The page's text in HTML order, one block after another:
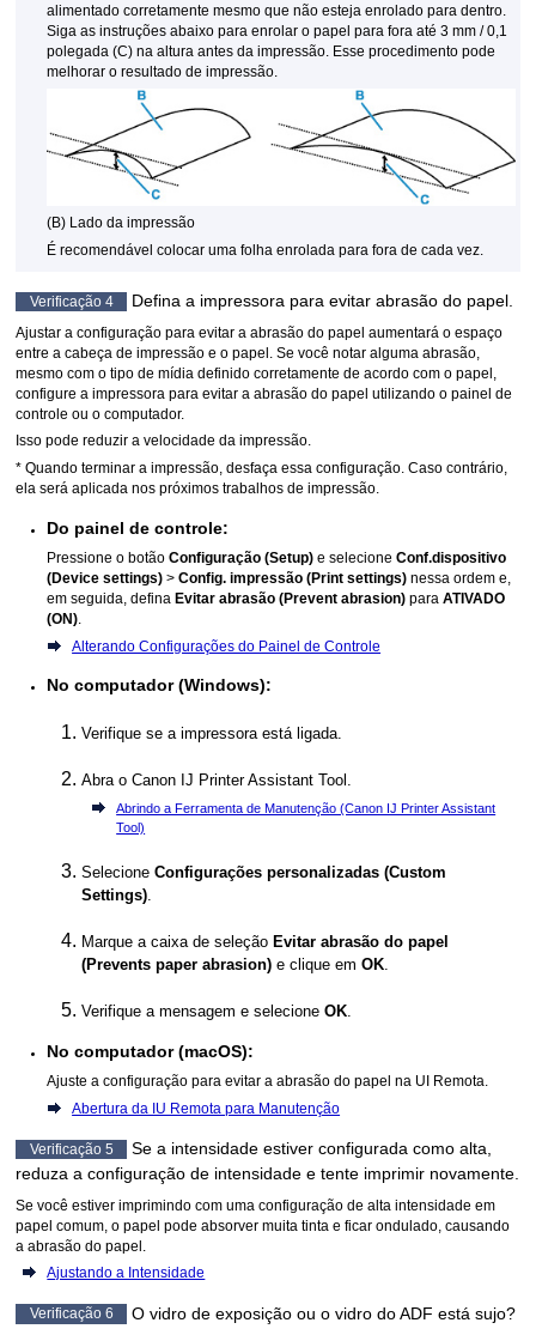
alimentado corretamente mesmo que não esteja enrolado para dentro.
Siga as instruções abaixo para enrolar o papel para fora até 3 mm / 0,1
polegada (C) na altura antes da impressão.
Esse procedimento pode
melhorar o resultado de impressão.
(B) Lado da impressão
É recomendável colocar uma folha enrolada para fora de cada vez.
Verificação 4 Defina a impressora para evitar abrasão do papel.
Ajustar a configuração para evitar a abrasão do papel aumentará o espaço
entre acabeça de impressão e o papel.
Se você notar alguma abrasão,
mesmo com o tipo de mídia definido corretamente de acordo com o papel,
configure aimpressora para evitar a abrasão do papel utilizando opainel de
controle ou o computador.
Isso pode reduzir a velocidade da impressão.
* Quando terminar a impressão, desfaça essa configuração. Caso contrário,
ela será aplicada nos próximos trabalhos de impressão.
Do painel de controle:
Pressione o botãoConfiguração (Setup) e selecioneConf.dispositivo
(Device settings) >Config. impressão (Print settings) nessa ordem e,
em seguida, defina Evitar abrasão (Prevent abrasion) paraATIVADO
(ON)
Alterando Configurações do Painel de Controle
No computador (Windows):
Verifique se aimpressora está ligada.
Abra oCanon IJ Printer Assistant Tool
Abrindo a Ferramenta de Manutenção (Canon IJ Printer Assistant
Tool)
SelecioneConfigurações personalizadas (Custom
Settings).
Marque a caixa de seleção Evitar abrasão do papel
(Prevents paper abrasion) e clique emOK.
Verifique a mensagem e selecioneOK.
No computador (macOS):
Ajuste a configuração para evitar a abrasão do papel na UI Remota
Abertura da IU Remota para Manutenção
Verificação 5
Se a intensidade estiver configurada como alta,
reduza a configuração de intensidade e tente imprimir novamente.
Se você estiver imprimindo com uma configuração de alta intensidade em
papel comum, o papel pode absorver muita tinta e ficar ondulado, causando
a abrasão do papel.
Ajustando a Intensidade
Verificação 6 Ovidro de exposição ou o vidro doADF está sujo?